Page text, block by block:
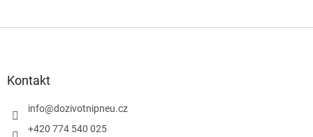
Kontakt
info@dozivotnipneu.cz
+420 774 540 025